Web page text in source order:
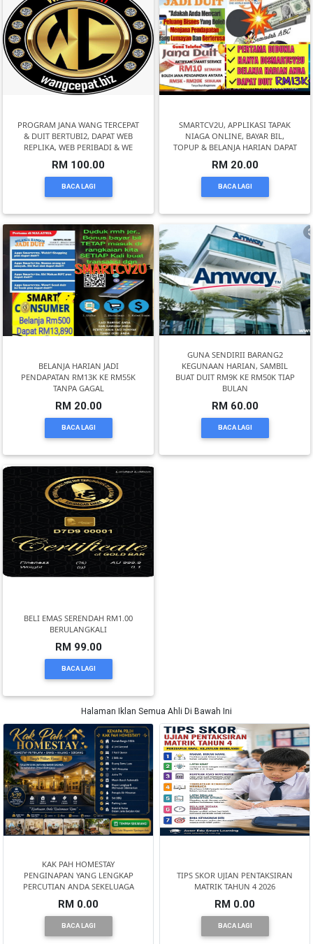
PROGRAM JANA WANG TERCEPAT
& DUIT BERTUBI2, DAPAT WEB
REPLIKA, WEB PERIBADI & WE
RM 100.00
BACA LAGI
SMARTCV2U, APPLIKASI TAPAK
NIAGA ONLINE, BAYAR BIL,
TOPUP & BELANJA HARIAN DAPAT
RM 20.00
BACA LAGI
BELANJA HARIAN JADI
PENDAPATAN RM13K KE RM55K
TANPA GAGAL
RM 20.00
BACA LAGI
GUNA SENDIRII BARANG2
KEGUNAAN HARIAN, SAMBIL
BUAT DUIT RM9K KE RM50K TIAP
BULAN
RM 60.00
BACA LAGI
BELI EMAS SERENDAH RM1.00
BERULANGKALI
RM 99.00
BACA LAGI
Halaman Iklan Semua Ahli Di Bawah Ini
KAK PAH HOMESTAY
PENGINAPAN YANG LENGKAP
PERCUTIAN ANDA SEKELUAGA
RM 0.00
BACA LAGI
TIPS SKOR UJIAN PENTAKSIRAN
MATRIK TAHUN 4 2026
RM 0.00
BACA LAGI
SELANGOR(37)
PAHANG(13)
KELANTAN(22)
PERAK(41)
NEGERI
SEMBILAN(10)
KEDAH(13)
TERENGGANU(12)
SABAH(0)
SARAWAK(2)
JOHOR(8)
MELAKA(53)
PENANG(2)
LUMPUR(16)
PUTRAJAYA(9)
LABUAN(2)
MALAYSIA(82)
SINGAPORE(0)